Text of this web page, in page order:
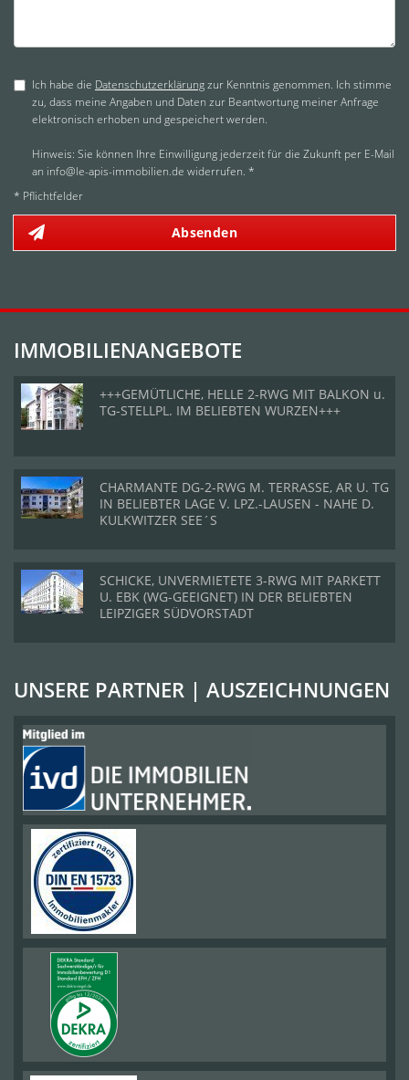
Ich habe die Datenschutzerklärungzur Kenntnis genommen. Ich stimme
zu, dass meine Angaben und Daten zur Beantwortung meiner Anfrage
elektronisch erhoben und gespeichert werden.
Hinweis: Sie können Ihre Einwilligung jederzeit für die Zukunft per E-Mail
an info@le-apis-immobilien.de widerrufen. *
* Pflichtfelder
Absenden
IMMOBILIENANGEBOTE
+++GEMÜTLICHE, HELLE 2-RWG MIT BALKON u.
TG-STELLPL. IM BELIEBTEN WURZEN+++
CHARMANTE DG-2-RWG M. TERRASSE, AR U. TG
IN BELIEBTER LAGE V. LPZ.-LAUSEN - NAHE D.
KULKWITZER SEE´S
SCHICKE, UNVERMIETETE 3-RWG MIT PARKETT
U. EBK (WG-GEEIGNET) IN DER BELIEBTEN
LEIPZIGER SÜDVORSTADT
UNSERE PARTNER | AUSZEICHNUNGEN